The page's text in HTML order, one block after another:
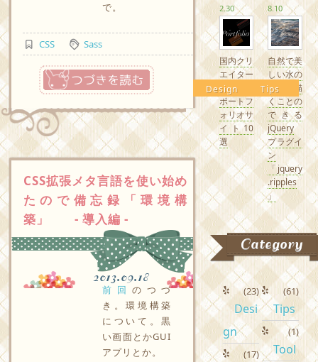
で。
CSS Sass
つづきを読む
CSS拡張メタ言語を使い始め
たので備忘録「環境構
築」 - 導入編 -
2013.09.18
前回 のつづ
き。環境構築
について。黒
い画面とかGUI
アプリとか。
2.30
Design
国内クリ
エイター
の素敵な
ポートフ
ォリオサ
イト10
選
8.10
Tips
自然で美
しい水の
波紋を描
くことの
できる
jQuery
プラグイ
ン
「jquery
.ripples
」
Category
Desi
gn
(23)
(17)
Tips
(61)
Tool
(1)